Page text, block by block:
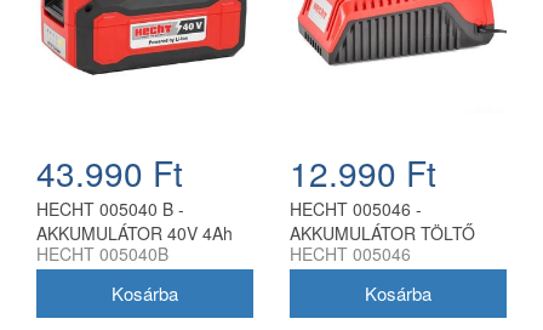
43.990 Ft
HECHT 005040 B -
AKKUMULÁTOR 40V 4Ah
AKKU PROGRAM 5040
HECHT 005040B
12.990 Ft
HECHT 005046 -
AKKUMULÁTOR TÖLTŐ
2Ah AKKU PROGRAM 5040
HECHT 005046